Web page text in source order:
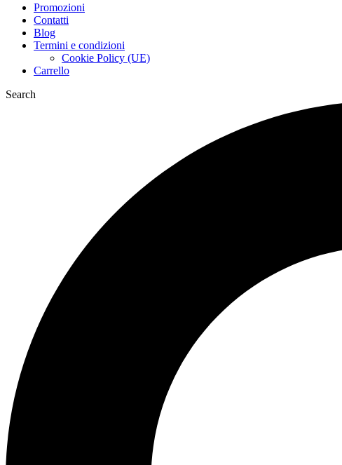
Promozioni
Contatti
Blog
Termini e condizioni
Cookie Policy (UE)
Carrello
Search